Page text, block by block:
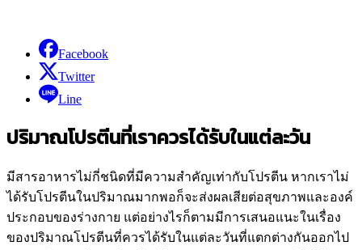
Facebook
Twitter
Line
ปริมาณโปรตีนที่เราควรได้รับในแต่ละวัน
มีสารอาหารไม่กี่ชนิดที่มีความสำคัญเท่ากับโปรตีน หากเราไม่
ได้รับโปรตีนในปริมาณมากพอก็จะส่งผลเสียต่อสุขภาพและองค์
ประกอบของร่างกาย แต่อย่างไรก็ตามมีการเสนอแนะในเรื่อง
ของปริมาณโปรตีนที่ควรได้รับในแต่ละวันที่แตกต่างกันออกไป